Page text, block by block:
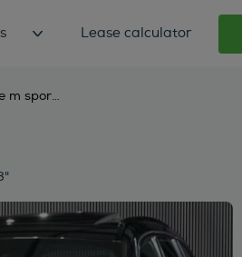
Lease calculator
bmw x1 xdr25e m sport / panodak / camera / stoelvw. / 18"